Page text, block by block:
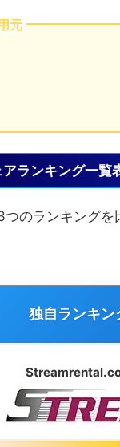
元
ランキング一覧
のランキングを
独自ランキン